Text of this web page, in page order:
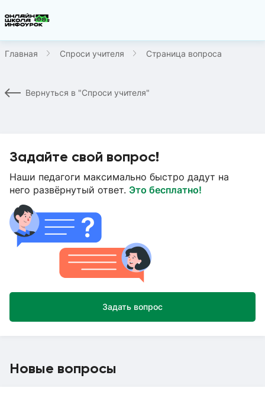
Главная Спроси учителя Страница вопроса
Вернуться в "Спроси учителя"
Задайте свой вопрос!
Наши педагоги максимально быстро дадут на
него развёрнутый ответ. Это бесплатно!
Задать вопрос
Новые вопросы